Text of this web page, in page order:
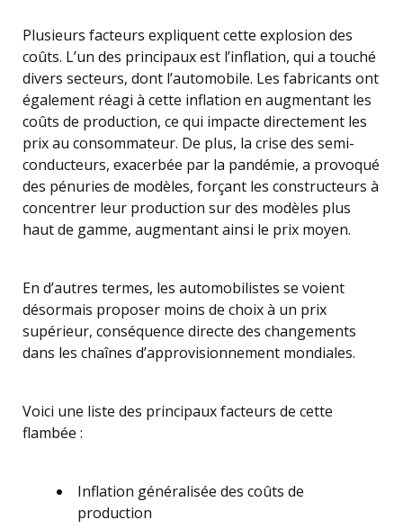
Plusieurs facteurs expliquent cette explosion des
coûts. L’un des principaux est l’inflation, qui a touché
divers secteurs, dont l’automobile. Les fabricants ont
également réagi à cette inflation en augmentant les
coûts de production, ce qui impacte directement les
prix au consommateur. De plus, la crise des semi-
conducteurs, exacerbée par la pandémie, a provoqué
des pénuries de modèles, forçant les constructeurs à
concentrer leur production sur des modèles plus
haut de gamme, augmentant ainsi le prix moyen.
En d’autres termes, les automobilistes se voient
désormais proposer moins de choix à un prix
supérieur, conséquence directe des changements
dans les chaînes d’approvisionnement mondiales.
Voici une liste des principaux facteurs de cette
flambée :
Inflation généralisée des coûts de
production